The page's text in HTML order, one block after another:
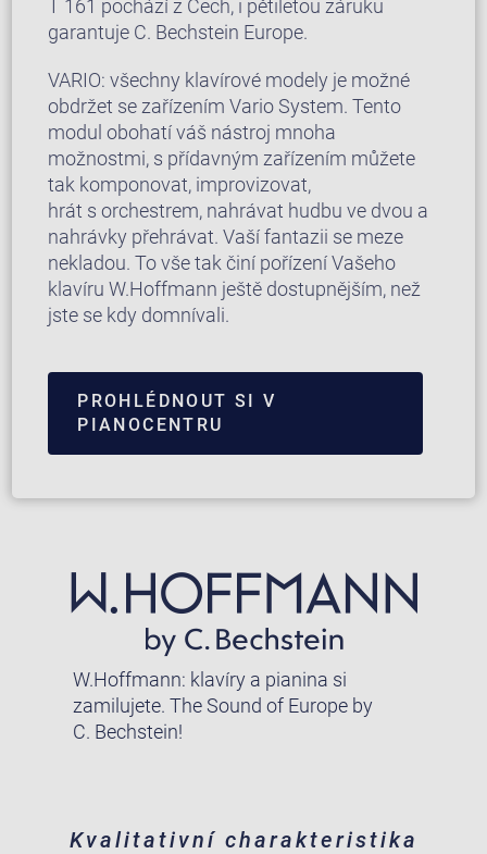
T 161 pochází z Čech, i pětiletou záruku
garantuje C. Bechstein Europe.
VARIO: všechny klavírové modely je možné
obdržet se zařízením Vario System. Tento
modul obohatí váš nástroj mnoha
možnostmi, s přídavným zařízením můžete
tak komponovat, improvizovat,
hrát s orchestrem, nahrávat hudbu ve dvou a
nahrávky přehrávat. Vaší fantazii se meze
nekladou. To vše tak činí pořízení Vašeho
klavíru W.Hoffmann ještě dostupnějším, než
jste se kdy domnívali.
PROHLÉDNOUT SI V
PIANOCENTRU
W.Hoffmann: klavíry a pianina si
zamilujete. The Sound of Europe by
C. Bechstein!
Kvalitativní charakteristika